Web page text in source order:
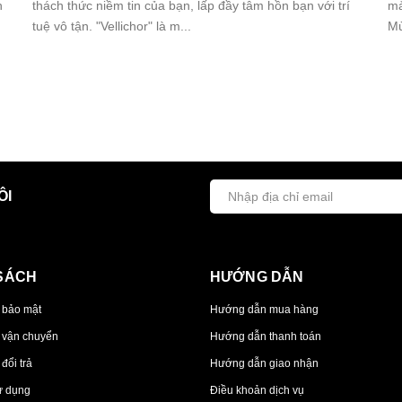
thách thức niềm tin của bạn, lấp đầy tâm hồn bạn với trí
tuệ vô tận. "Vellichor" là m...
mật
chuyển
trả
dụng
HƯỚNG DẪN
Hướng dẫn mua hàng
Hướng dẫn thanh toán
Hướng dẫn giao nhận
Điều khoản dịch vụ